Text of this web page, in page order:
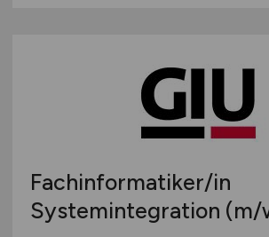
Fachinformatiker/in
Systemintegration (m/